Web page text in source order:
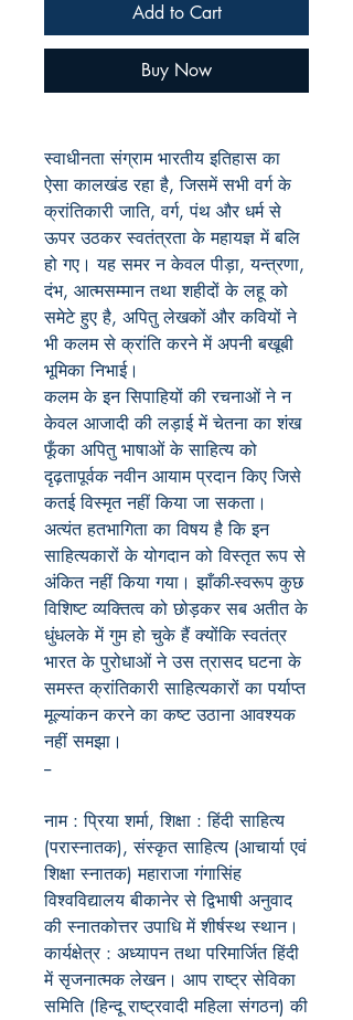
Add to Cart
Buy Now
स्वाधीनता संग्राम भारतीय इतिहास का
ऐसा कालखंड रहा है, जिसमें सभी वर्ग के
क्रांतिकारी जाति, वर्ग, पंथ और धर्म से
ऊपर उठकर स्वतंत्रता के महायज्ञ में बलि
हो गए। यह समर न केवल पीड़ा, यन्त्रणा,
दंभ, आत्मसम्मान तथा शहीदों के लहू को
समेटे हुए है, अपितु लेखकों और कवियों ने
भी कलम से क्रांति करने में अपनी बखूबी
भूमिका निभाई।
कलम के इन सिपाहियों की रचनाओं ने न
केवल आजादी की लड़ाई में चेतना का शंख
फूँका अपितु भाषाओं के साहित्य को
दृढ़तापूर्वक नवीन आयाम प्रदान किए जिसे
कतई विस्मृत नहीं किया जा सकता।
अत्यंत हतभागिता का विषय है कि इन
साहित्यकारों के योगदान को विस्तृत रूप से
अंकित नहीं किया गया। झाँकी-स्वरूप कुछ
विशिष्ट व्यक्तित्व को छोड़कर सब अतीत के
धुंधलके में गुम हो चुके हैं क्योंकि स्वतंत्र
भारत के पुरोधाओं ने उस त्रासद घटना के
समस्त क्रांतिकारी साहित्यकारों का पर्याप्त
मूल्यांकन करने का कष्ट उठाना आवश्यक
नहीं समझा।
--
नाम : प्रिया शर्मा, शिक्षा : हिंदी साहित्य
(परास्नातक), संस्कृत साहित्य (आचार्या एवं
शिक्षा स्नातक) महाराजा गंगासिंह
विश्वविद्यालय बीकानेर से द्विभाषी अनुवाद
की स्नातकोत्तर उपाधि में शीर्षस्थ स्थान।
कार्यक्षेत्र : अध्यापन तथा परिमार्जित हिंदी
में सृजनात्मक लेखन। आप राष्ट्र सेविका
समिति (हिन्दू राष्ट्रवादी महिला संगठन) की